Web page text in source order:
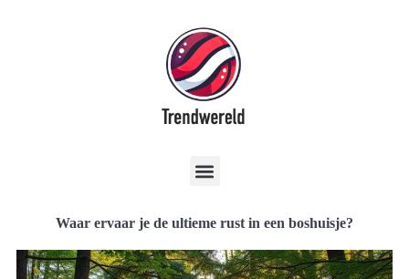
Waar ervaar je de ultieme rust in een boshuisje?